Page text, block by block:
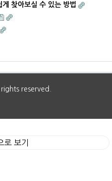
찾아보실 수 있는 방법
reserved.
로 보기